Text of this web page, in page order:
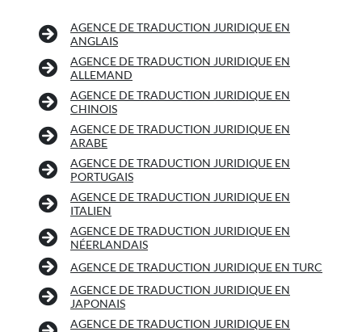
AGENCE DE TRADUCTION JURIDIQUE EN
ANGLAIS
AGENCE DE TRADUCTION JURIDIQUE EN
ALLEMAND
AGENCE DE TRADUCTION JURIDIQUE EN
CHINOIS
AGENCE DE TRADUCTION JURIDIQUE EN
ARABE
AGENCE DE TRADUCTION JURIDIQUE EN
PORTUGAIS
AGENCE DE TRADUCTION JURIDIQUE EN
ITALIEN
AGENCE DE TRADUCTION JURIDIQUE EN
NÉERLANDAIS
AGENCE DE TRADUCTION JURIDIQUE EN TURC
AGENCE DE TRADUCTION JURIDIQUE EN
JAPONAIS
AGENCE DE TRADUCTION JURIDIQUE EN